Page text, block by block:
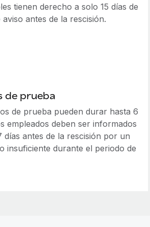
tienen derecho a solo 15 días de
aviso antes de la rescisión.
de prueba
de prueba pueden durar hasta 6
empleados deben ser informados
días antes de la rescisión por un
insuficiente durante el periodo de